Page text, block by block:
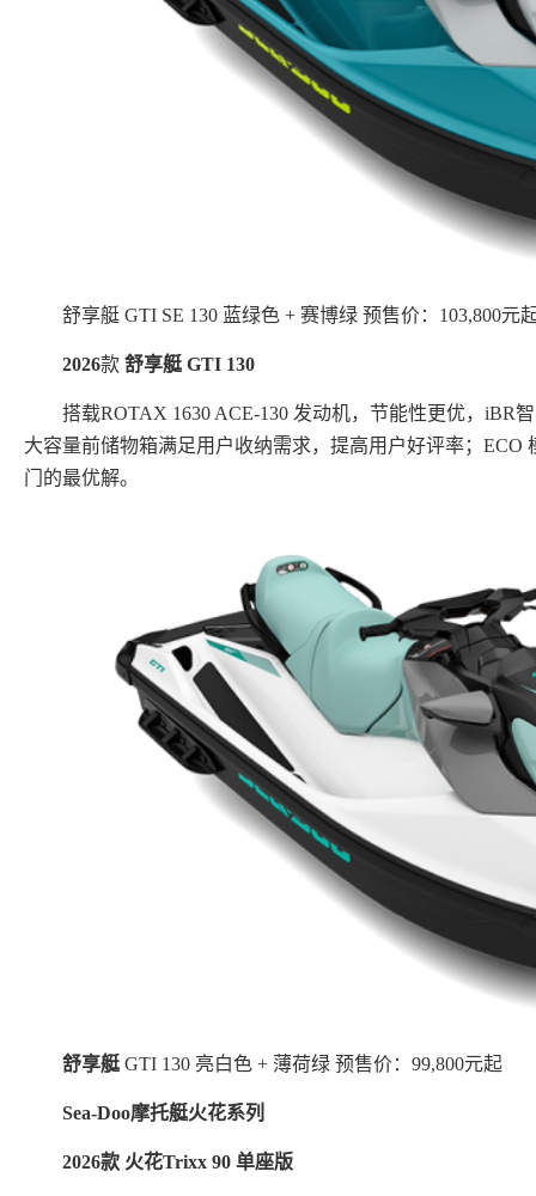
舒享艇 GTI SE 130 蓝绿色 + 赛博绿 预售价：103,800元
2026款 舒享艇 GTI 130
搭载ROTAX 1630 ACE-130 发动机，节能性更优，iBR
大容量前储物箱满足用户收纳需求，提高用户好评率；ECO
门的最优解。
舒享艇 GTI 130 亮白色 + 薄荷绿 预售价：99,800元起
Sea-Doo摩托艇火花系列
2026款 火花Trixx 90 单座版